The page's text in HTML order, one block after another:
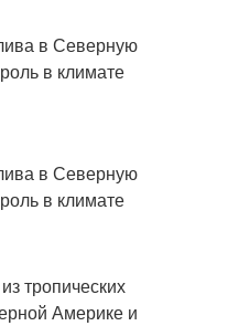
в Северную
в климате
в Северную
в климате
тропических
Америке и